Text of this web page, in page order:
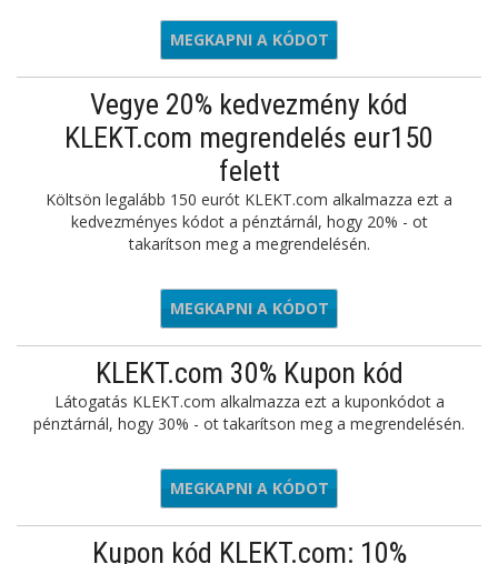
SMINT30
MEGKAPNI A KÓDOT
Vegye 20% kedvezmény kód
KLEKT.com megrendelés eur150
felett
Költsön legalább 150 eurót KLEKT.com alkalmazza ezt a
kedvezményes kódot a pénztárnál, hogy 20% - ot
takarítson meg a megrendelésén.
JO12
MEGKAPNI A KÓDOT
KLEKT.com 30% Kupon kód
Látogatás KLEKT.com alkalmazza ezt a kuponkódot a
pénztárnál, hogy 30% - ot takarítson meg a megrendelésén.
SMINT30
MEGKAPNI A KÓDOT
Kupon kód KLEKT.com: 10%